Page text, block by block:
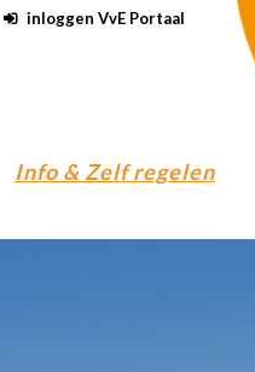
inloggen VvE Portaal
Info & Zelf regelen